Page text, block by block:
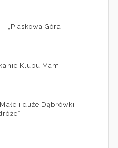
„Piaskowa Góra”
Klubu Mam
i duże Dąbrówki